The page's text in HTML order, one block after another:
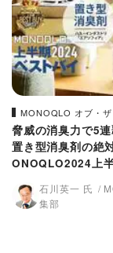
MONOQLO オブ・ザ
脅威の消臭力で5
置き型消臭剤の絶
ONOQLO2024上
石川英一 氏
集部